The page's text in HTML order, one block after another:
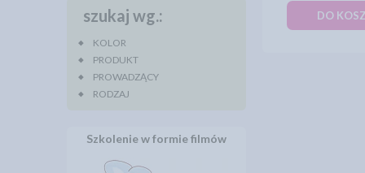
szukaj wg.:
KOLOR
PRODUKT
PROWADZĄCY
RODZAJ
Szkolenie w formie filmów
DO